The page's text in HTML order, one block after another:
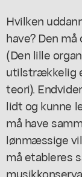
Hvilken
have? Den
(Den lille
utilstrækkelig
teori).
lidt og kunne
må have
lønmæssige
må etableres